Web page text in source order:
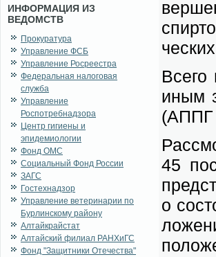
ИНФОРМАЦИЯ ИЗ
ВЕДОМСТВ
Прокуратура
Управление ФСБ
Управление Росреестра
Федеральная налоговая
служба
Управление
Роспотребнадзора
Центр гигиены и
эпидемиологии
Фонд ОМС
Социальный Фонд России
ЗАГС
Гостехнадзор
Управление ветеринарии по
Бурлинскому району
Алтайкрайстат
Алтайский филиал РАНХиГС
Фонд "Защитники Отечества"
Все­го
иным
(АППГ
45
о